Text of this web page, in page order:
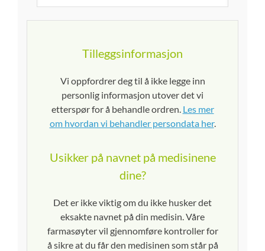
Tilleggsinformasjon
Vi oppfordrer deg til å ikke legge inn
personlig informasjon utover det vi
etterspør for å behandle ordren. Les mer
om hvordan vi behandler persondata her.
Usikker på navnet på medisinene
dine?
Det er ikke viktig om du ikke husker det
eksakte navnet på din medisin. Våre
farmasøyter vil gjennomføre kontroller for
å sikre at du får den medisinen som står på